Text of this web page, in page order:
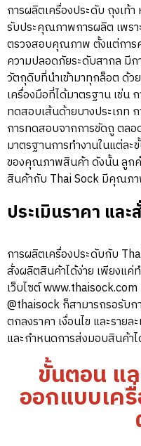
การผลิตเครื่องประดับ ถุงเท้
รับประคุณภาพการผลิต เพรา
ตรวจสอบคุณภาพ ตั้งแต่การ
ความปลอดภัยระดับสากล มี
วัตถุดิบที่นำเข้ามาทุกล็อต ด้
เครื่องมือที่ได้มาตรฐาน เช่น
ทดสอบเส้นด้ายบางประเภท
การทดสอบจากการขัดถู ตล
มาตรฐานการทำงานในแต่ล
ของคุณภาพสินค้า ดังนั้น ลูกค้
สินค้ากับ Thai Sock มีคุณภ
ประเมินราคา แล
การผลิตเครื่องประดับกับ
สั่งผลิตสินค้าได้ง่าย เพียงแค่
เว็บไซต์www.thaisock.com
@thaisock ก็สามารถรอรับ
ตกลงราคา เงื่อนไข และราย
และกำหนดการส่งมอบสินค้าไ
ขั้นตอน แล
ออกแบบเค